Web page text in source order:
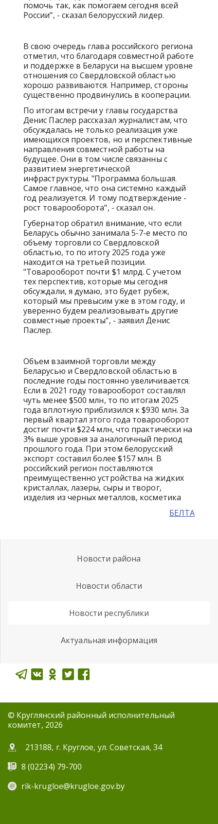
помочь так, как помогаем сегодня всей
России", - сказал белорусский лидер.
В свою очередь глава российского региона
отметил, что благодаря совместной работе
и поддержке в Беларуси на высшем уровне
отношения со Свердловской областью
хорошо развиваются. Например, стороны
существенно продвинулись в кооперации.
По итогам встречи у главы государства
Денис Паслер рассказал журналистам, что
обсуждалась не только реализация уже
имеющихся проектов, но и перспективные
направления совместной работы на
будущее. Они в том числе связанны с
развитием энергетической
инфраструктуры. "Программа большая.
Самое главное, что она системно каждый
год реализуется. И тому подтверждение -
рост товарооборота", - сказал он.
Губернатор обратил внимание, что если
Беларусь обычно занимала 5-7-е место по
объему торговли со Свердловской
областью, то по итогу 2025 года уже
находится на третьей позиции.
"Товарооборот почти $1 млрд. С учетом
тех перспектив, которые мы сегодня
обсуждали, я думаю, это будет рубеж,
который мы превысим уже в этом году, и
уверенно будем реализовывать другие
совместные проекты", - заявил Денис
Паслер.
Объем взаимной торговли между
Беларусью и Свердловской областью в
последние годы постоянно увеличивается.
Если в 2021 году товарооборот составлял
чуть менее $500 млн, то по итогам 2025
года вплотную приблизился к $930 млн. За
первый квартал этого года товарооборот
достиг почти $224 млн, что практически на
3% выше уровня за аналогичный период
прошлого года. При этом белорусский
экспорт составил более $157 млн. В
российский регион поставляются
преимущественно устройства на жидких
кристаллах, лазеры, сыры и творог,
изделия из черных металлов, косметика
БЕЛТА
Новости района
Новости области
Новости республики
Актуальная информация
© Круглянский районный исполнительный
комитет, 2026
213188, г. Круглое, ул. Советская, 34
8 (02234) 79-700
rik-krugloe@krugloe.gov.by